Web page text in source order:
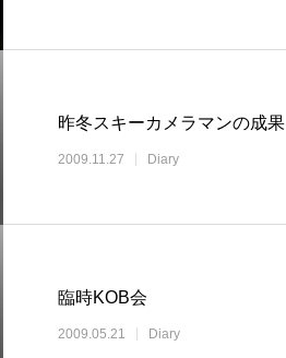
昨冬スキーカメラマンの成果
2009.11.27 Diary
臨時KOB会
2009.05.21 Diary